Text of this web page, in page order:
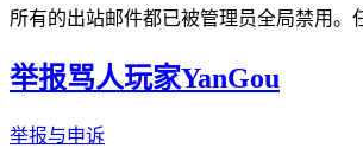
所有的出站邮件都已被管理员全局禁用。
举报骂人玩家YanGou
举报与申诉